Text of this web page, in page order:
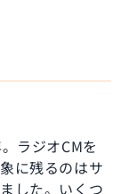
ラジオCMを
に残るのはサ
した。いくつ